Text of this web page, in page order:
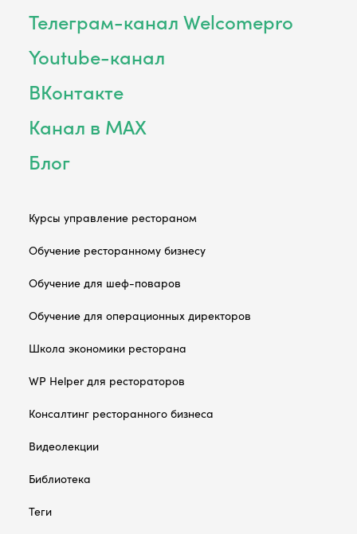
Телеграм-канал Welcomepro
Youtube-канал
ВКонтакте
Канал в MAX
Блог
Курсы управление рестораном
Обучение ресторанному бизнесу
Обучение для шеф-поваров
Обучение для операционных директоров
Школа экономики ресторана
WP Helper для рестораторов
Консалтинг ресторанного бизнеса
Видеолекции
Библиотека
Теги